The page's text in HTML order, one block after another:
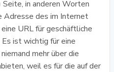
in anderen Worten
Adresse des im Internet
URL für geschäftliche
ist wichtig für eine
mehr über die
weil es für die auf der